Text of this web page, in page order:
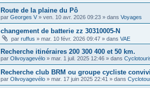
Route de la plaine du Pô
par Georges V » ven. 10 avr. 2026 09:23 » dans Voyages
changement de batterie zz 30310005-N
par ruffus » mar. 10 févr. 2026 09:47 » dans VAE
Recherche itinéraires 200 300 400 et 50 km.
par Olivoyagevélo » mar. 1 juil. 2025 12:46 » dans
Recherche club BRM ou groupe cycliste
par Olivoyagevélo » mar. 17 juin 2025 22:41 » dans